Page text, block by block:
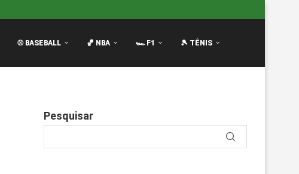
⚾ BASEBALL 🏀 NBA 🏎️ F1 🎾 TÊNIS
Pesquisar